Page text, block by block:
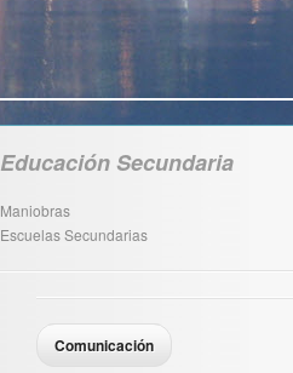
Educación Secundaria
Maniobras
Escuelas Secundarias
Comunicación